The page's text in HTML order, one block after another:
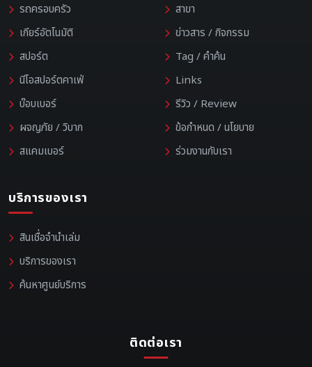
รถครอบครัว
เกียร์อัตโนมัติ
สปอร์ต
นีโอสปอร์ตคาเฟ่
บ๊อบเบอร์
ผจญภัย / วิบาก
สแคมเบอร์
สาขา
ข่าวสาร / กิจกรรม
Tag / คำค้น
Links
รีวิว / Review
ข้อกำหนด / นโยบาย
ร่วมงานกับเรา
บริการของเรา
สินเชื่อจำนำเล่ม
บริการของเรา
ค้นหาศูนย์บริการ
ติดต่อเรา